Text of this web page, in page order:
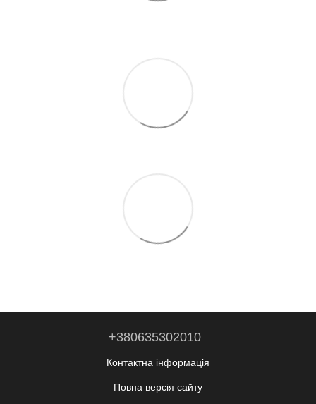
+380635302010
Контактна інформація
Повна версія сайту